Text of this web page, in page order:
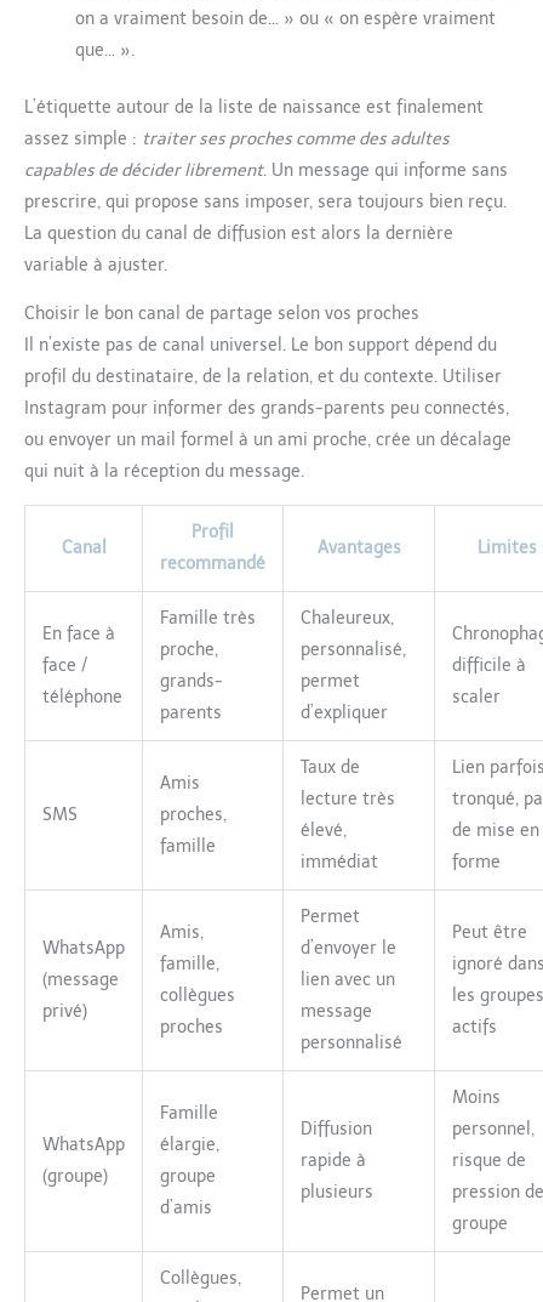
on a vraiment besoin de… » ou « on espère vraiment
que… ».
L’étiquette autour de la liste de naissance est finalement
assez simple : traiter ses proches comme des adultes
capables de décider librement. Un message qui informe sans
prescrire, qui propose sans imposer, sera toujours bien reçu.
La question du canal de diffusion est alors la dernière
variable à ajuster.
Choisir le bon canal de partage selon vos proches
Il n’existe pas de canal universel. Le bon support dépend du
profil du destinataire, de la relation, et du contexte. Utiliser
Instagram pour informer des grands-parents peu connectés,
ou envoyer un mail formel à un ami proche, crée un décalage
qui nuit à la réception du message.
Canal
Profil
recommandé
Avantages Limites
En face à
face /
téléphone
Famille très
proche,
grands-
parents
Chaleureux,
personnalisé,
permet
d’expliquer
difficile à
scaler
SMS
Amis
proches,
famille
Taux de
lecture très
élevé,
immédiat
Lien
tronqué,
de mise en
forme
WhatsApp
(message
privé)
Amis,
famille,
collègues
proches
Permet
d’envoyer le
lien avec un
message
personnalisé
Peut être
ignoré
les groupes
actifs
WhatsApp
(groupe)
Famille
élargie,
groupe
d’amis
Diffusion
rapide à
plusieurs
Moins
personnel,
risque de
pression de
groupe
Collègues,
Permet un